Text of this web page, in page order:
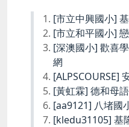
[市立中興國小]
[市立和平國小]
[深澳國小] 歡喜
網
[ALPSCOURSE]
[黃虹霖] 德和母
[aa9121] 八堵國
[kledu31105] 基